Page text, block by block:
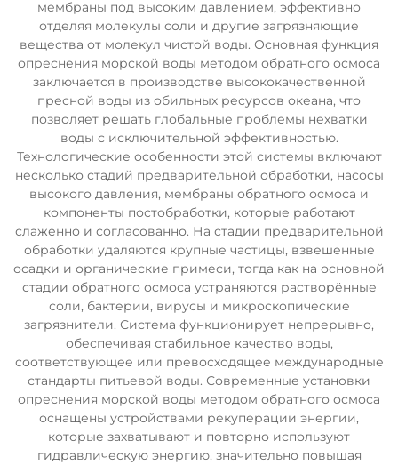
мембраны под высоким давлением, эффективно
отделяя молекулы соли и другие загрязняющие
вещества от молекул чистой воды. Основная функция
опреснения морской воды методом обратного осмоса
заключается в производстве высококачественной
пресной воды из обильных ресурсов океана, что
позволяет решать глобальные проблемы нехватки
воды с исключительной эффективностью.
Технологические особенности этой системы включают
несколько стадий предварительной обработки, насосы
высокого давления, мембраны обратного осмоса и
компоненты постобработки, которые работают
слаженно и согласованно. На стадии предварительной
обработки удаляются крупные частицы, взвешенные
осадки и органические примеси, тогда как на основной
стадии обратного осмоса устраняются растворённые
соли, бактерии, вирусы и микроскопические
загрязнители. Система функционирует непрерывно,
обеспечивая стабильное качество воды,
соответствующее или превосходящее международные
стандарты питьевой воды. Современные установки
опреснения морской воды методом обратного осмоса
оснащены устройствами рекуперации энергии,
которые захватывают и повторно используют
гидравлическую энергию, значительно повышая